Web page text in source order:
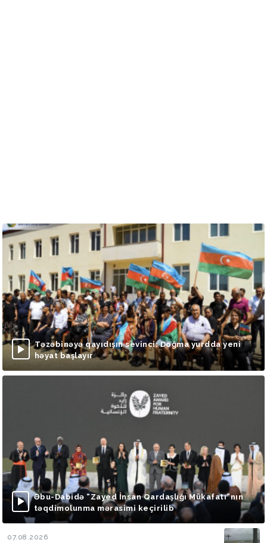
Təzəbinəyə qayıdışın sevinci: Doğma yurdda yeni
həyat başlayır
Əbu-Dabidə “Zayed İnsan Qardaşlığı Mükafatı”nın
təqdimolunma mərasimi keçirilib
07.08.2026